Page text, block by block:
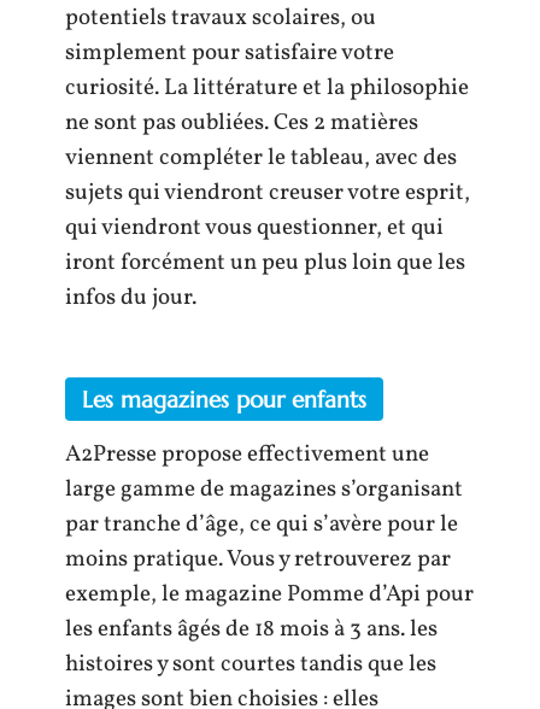
potentiels travaux scolaires, ou
simplement pour satisfaire votre
curiosité. La littérature et la philosophie
ne sont pas oubliées. Ces 2 matières
viennent compléter le tableau, avec des
sujets qui viendront creuser votre esprit,
qui viendront vous questionner, et qui
iront forcément un peu plus loin que les
infos du jour.
Les magazines pour enfants
A2Presse propose effectivement une
large gamme de magazines s’organisant
par tranche d’âge, ce qui s’avère pour le
moins pratique. Vous y retrouverez par
exemple, le magazine Pomme d’Api pour
les enfants âgés de 18 mois à 3 ans. les
histoires y sont courtes tandis que les
images sont bien choisies : elles